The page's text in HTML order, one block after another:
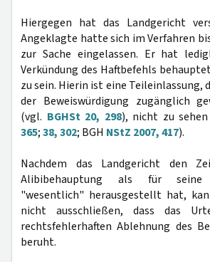
Hiergegen hat das Landgericht
Angeklagte hatte sich im Verfahren
zur Sache eingelassen. Er hat
Verkündung des Haftbefehls
zu sein. Hierin ist eine Teileinlassung,
der Beweiswürdigung zugänglich
(vgl. BGHSt 20, 298), nicht zu
365;38, 302; BGH NStZ 2007, 417).
Nachdem das Landgericht den
Alibibehauptung als für seine
"wesentlich" herausgestellt hat,
nicht ausschließen, dass das
rechtsfehlerhaften Ablehnung des
beruht.